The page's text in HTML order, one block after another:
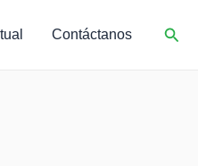
Contáctanos